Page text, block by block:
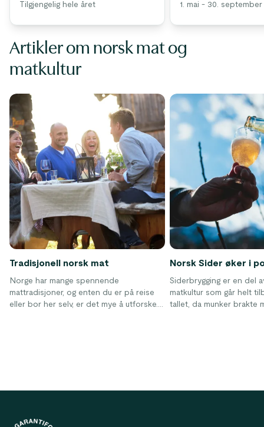
Tilgjengelig hele året 1. mai - 30. september
Artikler om norsk mat og
matkultur
Tradisjonell norsk mat
Norge har mange spennende
mattradisjoner, og enten du er på reise
eller bor her selv, er det mye å utforske.
Norsk Sider øker i
Siderbrygging er en del
matkultur som går helt
tallet, da munker brakte